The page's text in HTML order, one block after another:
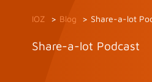
IOZ Blog Share-a-lot
Share-a-lot Podcast